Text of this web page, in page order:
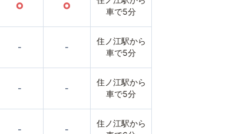
○ ○
車で5分
- -
住ノ江駅から
車で5分
- -
住ノ江駅から
車で5分
- -
住ノ江駅から